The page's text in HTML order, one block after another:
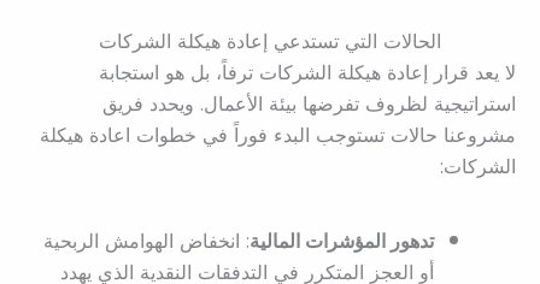
الحالات التي تستدعي إعادة هيكلة الشركات
لا يعد قرار إعادة هيكلة الشركات ترفاً، بل هو استجابة
استراتيجية لظروف تفرضها بيئة الأعمال. ويحدد فريق
مشروعنا حالات تستوجب البدء فوراً في خطوات اعادة هيكلة
الشركات:
تدهور المؤشرات المالية: انخفاض الهوامش الربحية
أو العجز المتكرر في التدفقات النقدية الذي يهدد